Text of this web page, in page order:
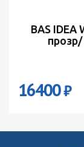
BAS IDEA
16400₽